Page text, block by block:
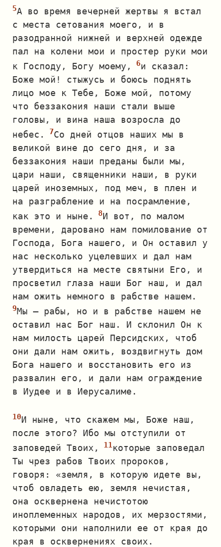
А во время вечерней жертвы я встал
с места сетования моего, и в
разодранной нижней и верхней одежде
пал на колени мои и простер руки мои
к Господу, Богу моему,
и сказал:
Боже мой! стыжусь и боюсь поднять
лицо мое к Тебе, Боже мой, потому
что беззакония наши стали выше
головы, и вина наша возросла до
небес.
Со дней отцов наших мы в
великой вине до сего дня, и за
беззакония наши преданы были мы,
цари наши, священники наши, в руки
царей иноземных, под меч, в плен и
на разграбление и на посрамление,
как это и ныне.
И вот, по малом
времени, даровано нам помилование от
Господа, Бога нашего, и Он оставил у
нас несколько уцелевших и дал нам
утвердиться на месте святыни Его, и
просветил глаза наши Бог наш, и дал
нам ожить немного в рабстве нашем.
Мы — рабы, но и в рабстве нашем не
оставил нас Бог наш. И склонил Он к
нам милость царей Персидских, чтоб
они дали нам ожить, воздвигнуть дом
Бога нашего и восстановить его из
развалин его, и дали нам ограждение
в Иудее и в Иерусалиме.
И ныне, что скажем мы, Боже наш,
после этого? Ибо мы отступили от
заповедей Твоих,
которые заповедал
Ты чрез рабов Твоих пророков,
говоря: «земля, в которую идете вы,
чтоб овладеть ею, земля нечистая,
она осквернена нечистотою
иноплеменных народов, их мерзостями,
которыми они наполнили ее от края до
края в осквернениях своих.